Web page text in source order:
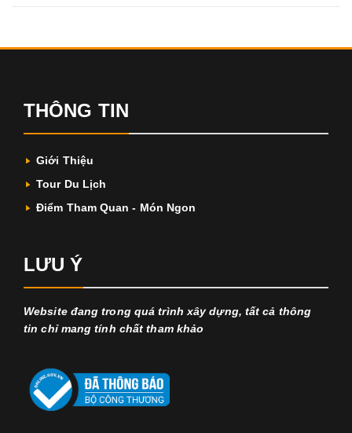
THÔNG TIN
Giới Thiệu
Tour Du Lịch
Điểm Tham Quan - Món Ngon
LƯU Ý
Website đang trong quá trình xây dựng, tất cả thông
tin chỉ mang tính chất tham khảo